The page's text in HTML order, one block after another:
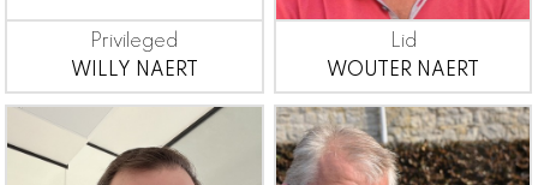
Privileged
WILLY NAERT
Lid
WOUTER NAERT